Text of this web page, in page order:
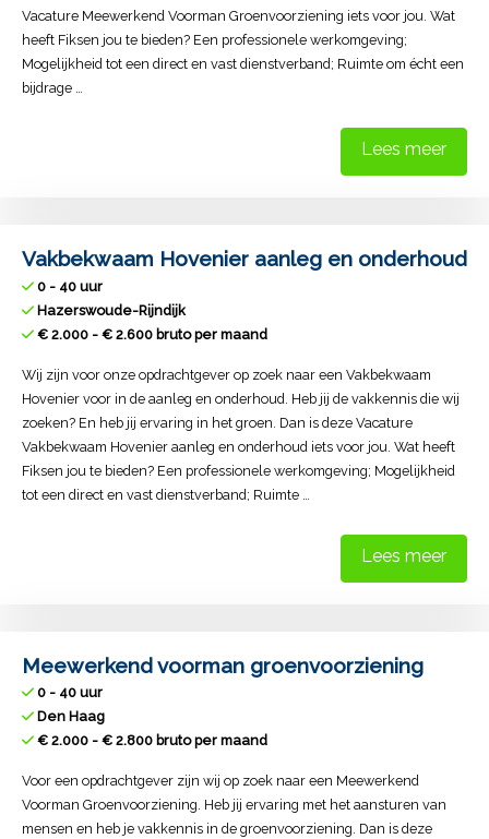
Vacature Meewerkend Voorman Groenvoorziening iets voor jou. Wat
heeft Fiksen jou te bieden? Een professionele werkomgeving;
Mogelijkheid tot een direct en vast dienstverband; Ruimte om écht een
bijdrage …
Lees meer
Vakbekwaam Hovenier aanleg en onderhoud
0 - 40 uur
Hazerswoude-Rijndijk
€ 2.000 - € 2.600 bruto per maand
Wij zijn voor onze opdrachtgever op zoek naar een Vakbekwaam
Hovenier voor in de aanleg en onderhoud. Heb jij de vakkennis die wij
zoeken? En heb jij ervaring in het groen. Dan is deze Vacature
Vakbekwaam Hovenier aanleg en onderhoud iets voor jou. Wat heeft
Fiksen jou te bieden? Een professionele werkomgeving; Mogelijkheid
tot een direct en vast dienstverband; Ruimte …
Lees meer
Meewerkend voorman groenvoorziening
0 - 40 uur
Den Haag
€ 2.000 - € 2.800 bruto per maand
Voor een opdrachtgever zijn wij op zoek naar een Meewerkend
Voorman Groenvoorziening. Heb jij ervaring met het aansturen van
mensen en heb je vakkennis in de groenvoorziening. Dan is deze